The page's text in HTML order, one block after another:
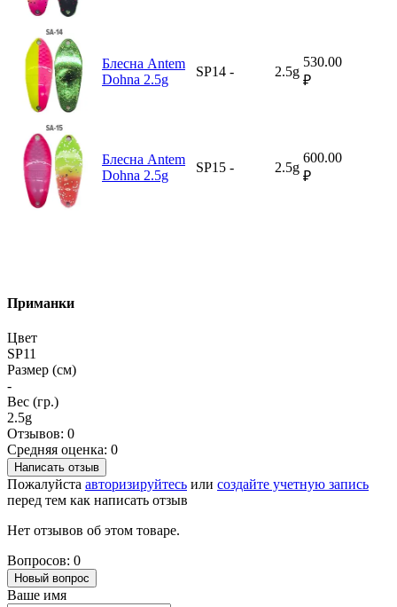
Блесна Antem
Dohna 2.5g
SP14 - 2.5g
530.00
₽
Блесна Antem
Dohna 2.5g
SP15 - 2.5g
600.00
₽
Приманки
Цвет
SP11
Размер (см)
-
Вес (гр.)
2.5g
Отзывов: 0
Средняя оценка: 0
Написать отзыв
Пожалуйста авторизируйтесь или создайте учетную запись
перед тем как написать отзыв
Нет отзывов об этом товаре.
Вопросов: 0
Новый вопрос
Ваше имя